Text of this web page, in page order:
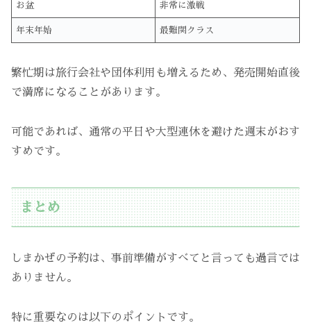
お盆 非常に激戦
年末年始 最難関クラス
繁忙期は旅行会社や団体利用も増えるため、発売開始直後
で満席になることがあります。
可能であれば、通常の平日や大型連休を避けた週末がおす
すめです。
まとめ
しまかぜの予約は、事前準備がすべてと言っても過言では
ありません。
特に重要なのは以下のポイントです。